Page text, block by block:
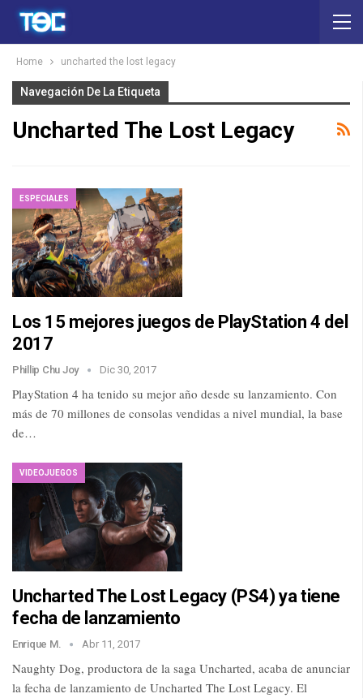
Home uncharted the lost legacy
Navegación De La Etiqueta
Uncharted The Lost Legacy
ESPECIALES
Los 15 mejores juegos de PlayStation 4 del
2017
Phillip Chu Joy Dic 30, 2017
PlayStation 4 ha tenido su mejor año desde su lanzamiento. Con
más de 70 millones de consolas vendidas a nivel mundial, la base
de…
VIDEOJUEGOS
Uncharted The Lost Legacy (PS4) ya tiene
fecha de lanzamiento
Enrique M. Abr 11, 2017
Naughty Dog, productora de la saga Uncharted, acaba de anunciar
la fecha de lanzamiento de Uncharted The Lost Legacy. El